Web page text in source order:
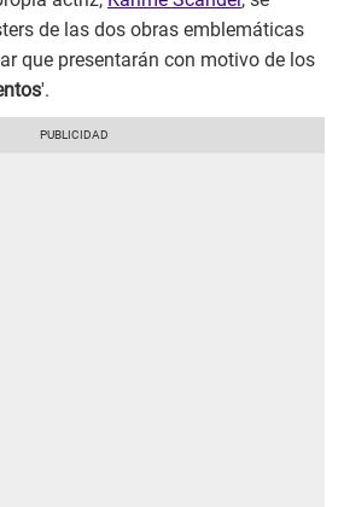
de las dos obras emblemáticas
que presentarán con motivo de los
'.